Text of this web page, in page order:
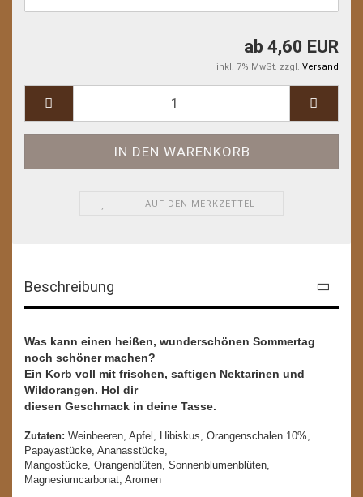
ab 4,60 EUR
inkl. 7% MwSt. zzgl. Versand
AUF DEN MERKZETTEL
Beschreibung
Was kann einen heißen, wunderschönen Sommertag
noch schöner machen?
Ein Korb voll mit frischen, saftigen Nektarinen und
Wildorangen. Hol dir
diesen Geschmack in deine Tasse.
Zutaten: Weinbeeren, Apfel, Hibiskus, Orangenschalen 10%,
Papayastücke, Ananasstücke,
Mangostücke, Orangenblüten, Sonnenblumenblüten,
Magnesiumcarbonat, Aromen